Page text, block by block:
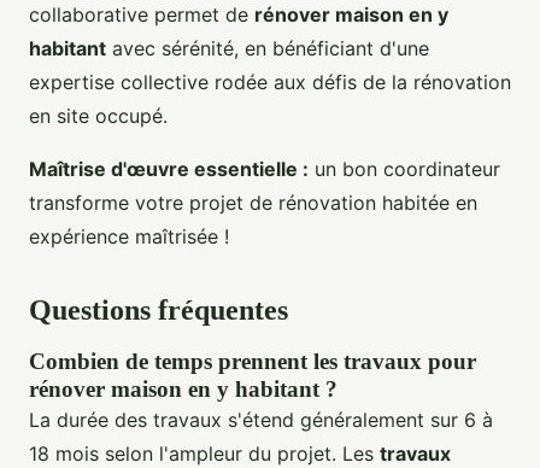
collaborative permet de rénover maison en y
habitant avec sérénité, en bénéficiant d'une
expertise collective rodée aux défis de la rénovation
en site occupé.
Maîtrise d'œuvre essentielle : un bon coordinateur
transforme votre projet de rénovation habitée en
expérience maîtrisée !
Questions fréquentes
Combien de temps prennent les travaux pour
rénover maison en y habitant ?
La durée des travaux s'étend généralement sur 6 à
18 mois selon l'ampleur du projet. Les travaux